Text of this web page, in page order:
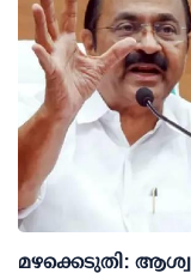
മഴക്കെടുതി: